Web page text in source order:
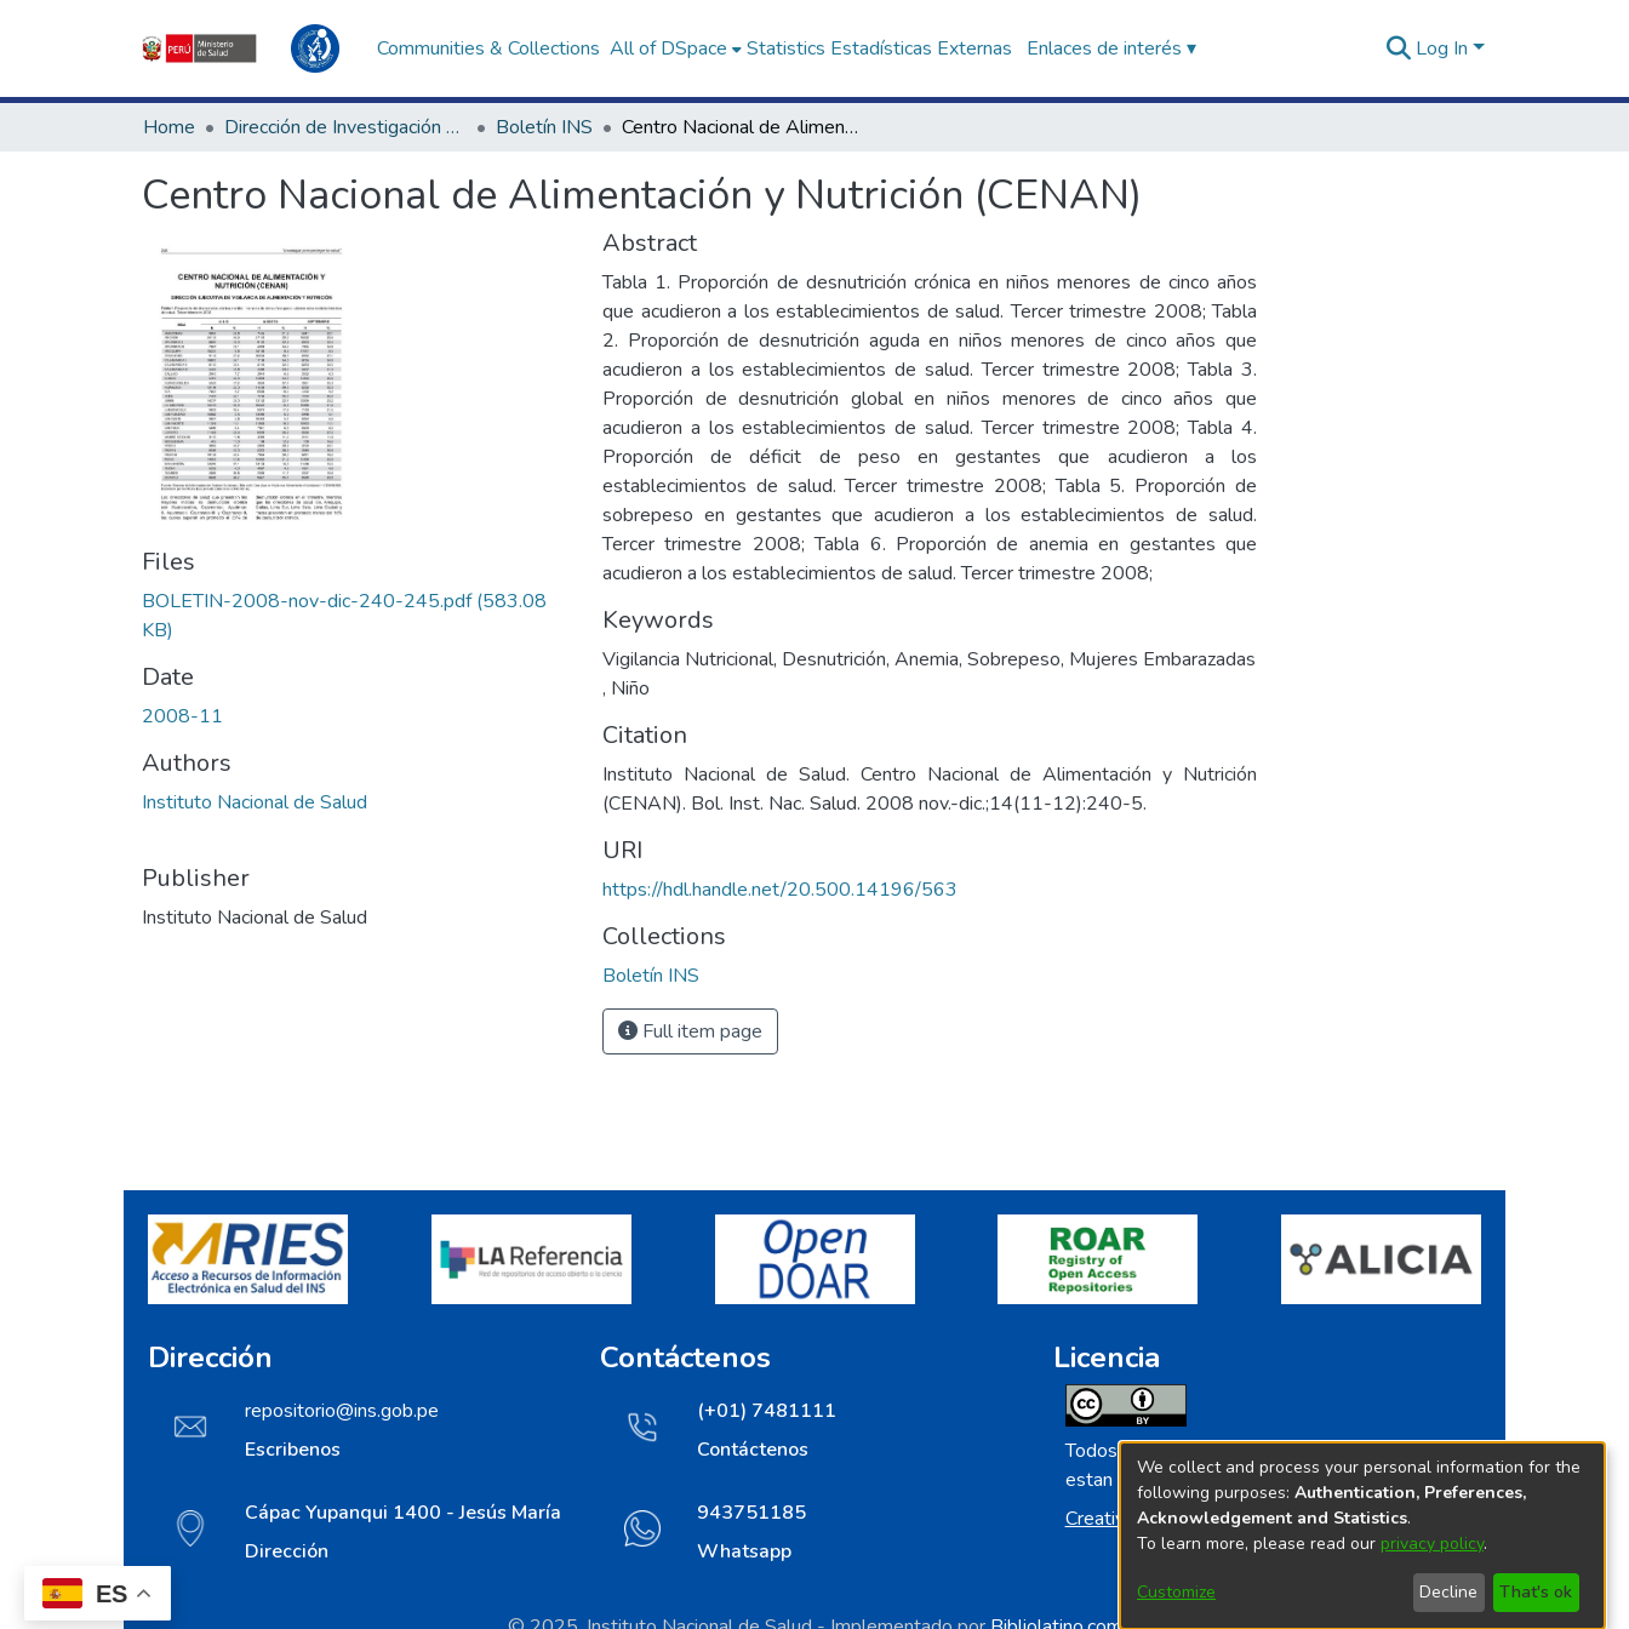
ES
Communities & Collections All of DSpace Statistics Estadísticas Externas Enlaces de interés ▾ Log In
Home Dirección de Investigación e Innovación en Salud Boletín INS Centro Nacional de Alimentación y Nutrición (CENAN)
Centro Nacional de Alimentación y Nutrición (CENAN)
Files
BOLETIN-2008-nov-dic-240-245.pdf(583.08
KB)
Date
2008-11
Authors
Instituto Nacional de Salud
Publisher
Instituto Nacional de Salud
Abstract
Tabla 1. Proporción de desnutrición crónica en niños menores de cinco años
que acudieron a los establecimientos de salud. Tercer trimestre 2008; Tabla
2. Proporción de desnutrición aguda en niños menores de cinco años que
acudieron a los establecimientos de salud. Tercer trimestre 2008; Tabla 3.
Proporción de desnutrición global en niños menores de cinco años que
acudieron a los establecimientos de salud. Tercer trimestre 2008; Tabla 4.
Proporción de déficit de peso en gestantes que acudieron a los
establecimientos de salud. Tercer trimestre 2008; Tabla 5. Proporción de
sobrepeso en gestantes que acudieron a los establecimientos de salud.
Tercer trimestre 2008; Tabla 6. Proporción de anemia en gestantes que
acudieron a los establecimientos de salud. Tercer trimestre 2008;
Keywords
Vigilancia Nutricional, Desnutrición, Anemia, Sobrepeso, Mujeres Embarazadas
, Niño
Citation
Instituto Nacional de Salud. Centro Nacional de Alimentación y Nutrición
(CENAN). Bol. Inst. Nac. Salud. 2008 nov.-dic.;14(11-12):240-5.
URI
https://hdl.handle.net/20.500.14196/563
Collections
Boletín INS
Full item page
Dirección
repositorio@ins.gob.pe
Escribenos
Cápac Yupanqui 1400 - Jesús María
Dirección
Contáctenos
(+01) 7481111
Contáctenos
943751185
Whatsapp
Licencia
Todos los contenidos de repositorio.ins.gob.pe
estan licenciados bajo
Creative Commoms License
We collect and process your personal information for the
following purposes: Authentication, Preferences,
Acknowledgement and Statistics.
To learn more, please read our privacy policy.
Customize Decline That's ok